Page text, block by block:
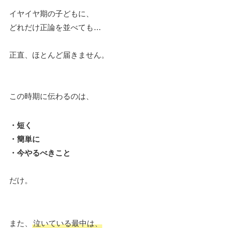
イヤイヤ期の子どもに、
どれだけ正論を並べても…
正直、ほとんど届きません。
この時期に伝わるのは、
・短く
・簡単に
・今やるべきこと
だけ。
また、
泣いている最中は、